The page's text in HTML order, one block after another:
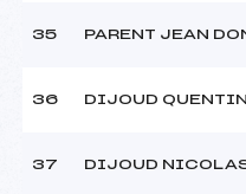
35 PARENT JEAN
36 DIJOUD QUENTIN
37 DIJOUD